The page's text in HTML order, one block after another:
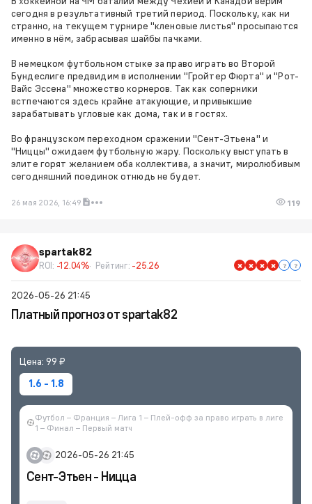
сегодня в результативный третий период. Поскольку, как ни
странно, на текущем турнире "кленовые листья" просыпаются
именно в нём, забрасывая шайбы пачками.
В немецком футбольном стыке за право играть во Второй
Бундеслиге предвидим в исполнении "Гройтер Фюрта" и "Рот-
Вайс Эссена" множество корнеров. Так как соперники
встпечаются здесь крайне атакующие, и привыкшие
зарабатывать угловые как дома, так и в гостях.
Во французском переходном сражении "Сент-Этьена" и
"Ниццы" ожидаем футбольную жару. Поскольку выступать в
элите горят желанием оба коллектива, а значит, миролюбивым
сегодняшний поединок отнюдь не будет.
26 мая 2026, 16:49 119
spartak82
ROI: -12.04% Рейтинг: -25.26
2026-05-26 21:45
Платный прогноз от spartak82
Цена: 99 ₽
1.6 - 1.8
Футбол – Франция – Лига 1 – Плей-офф за право играть в лиге
1 – Финал – Первый матч
2026-05-26 21:45
Сент-Этьен - Ницца